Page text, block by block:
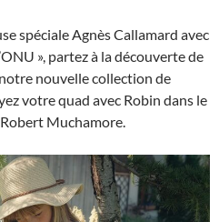
spéciale Agnès Callamard avec
», partez à la découverte de
nouvelle collection de
votre quad avec Robin dans le
Muchamore.